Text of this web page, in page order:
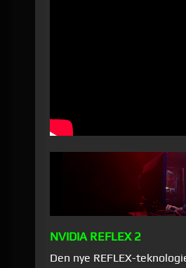
NVIDIA REFLEX 2
Den nye REFLEX-